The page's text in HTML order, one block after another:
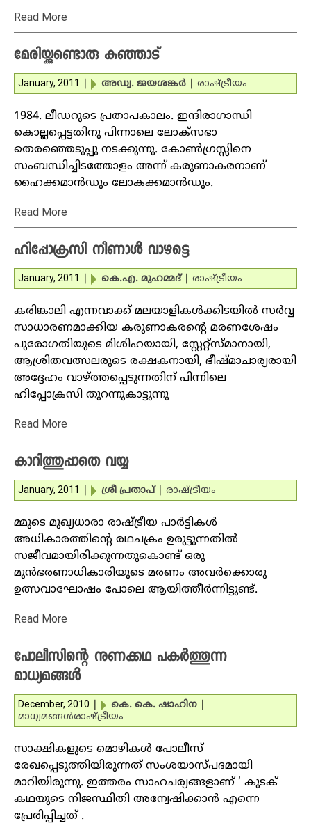
Read More
മേരിയ്ക്കുണ്ടൊരു കുഞ്ഞാട്‌
January, 2011 അഡ്വ. ജയശങ്കര്‍ രാഷ്ട്രീയം
1984. ലീഡറുടെ പ്രതാപകാലം. ഇന്ദിരാഗാന്ധി
കൊല്ലപ്പെട്ടതിനു പിന്നാലെ ലോക്‌സഭാ
തെരഞ്ഞെടുപ്പു നടക്കുന്നു. കോണ്‍ഗ്രസ്സിനെ
സംബന്ധിച്ചിടത്തോളം അന്ന് കരുണാകരനാണ്
ഹൈക്കമാന്‍ഡും ലോകക്കമാന്‍ഡും.
Read More
ഹിപ്പോക്രസി നീണാള്‍ വാഴട്ടെ
January, 2011 കെ.എ. മുഹമ്മദ്‌ രാഷ്ട്രീയം
കരിങ്കാലി എന്നവാക്ക് മലയാളികള്‍ക്കിടയില്‍ സര്‍വ്വ
സാധാരണമാക്കിയ കരുണാകരന്റെ മരണശേഷം
പുരോഗതിയുടെ മിശിഹയായി, സ്റ്റേറ്റ്‌സ്മാനായി,
ആശ്രിതവത്സലരുടെ രക്ഷകനായി, ഭീഷ്മാചാര്യരായി
അദ്ദേഹം വാഴ്ത്തപ്പെടുന്നതിന് പിന്നിലെ
ഹിപ്പോക്രസി തുറന്നുകാട്ടുന്നു
Read More
കാറിത്തുപ്പാതെ വയ്യ
January, 2011 ശ്രീ പ്രതാപ്‌ രാഷ്ട്രീയം
മ്മുടെ മുഖ്യധാരാ രാഷ്ട്രീയ പാര്‍ട്ടികള്‍
അധികാരത്തിന്റെ രഥചക്രം ഉരുട്ടുന്നതില്‍
സജീവമായിരിക്കുന്നതുകൊണ്ട് ഒരു
മുന്‍ഭരണാധികാരിയുടെ മരണം അവര്‍ക്കൊരു
ഉത്സവാഘോഷം പോലെ ആയിത്തീര്‍ന്നിട്ടുണ്ട്.
Read More
പോലീസിന്റെ നുണക്കഥ പകര്‍ത്തുന്ന
മാധ്യമങ്ങള്‍
December, 2010 കെ. കെ. ഷാഹിന
മാധ്യമങ്ങള്‍രാഷ്ട്രീയം
സാക്ഷികളുടെ മൊഴികള്‍ പോലീസ്
രേഖപ്പെടുത്തിയിരുന്നത് സംശയാസ്പദമായി
മാറിയിരുന്നു. ഇത്തരം സാഹചര്യങ്ങളാണ് ‘ കുടക്
കഥയുടെ നിജസ്ഥിതി അന്വേഷിക്കാന്‍ എന്നെ
പ്രേരിപ്പിച്ചത് .